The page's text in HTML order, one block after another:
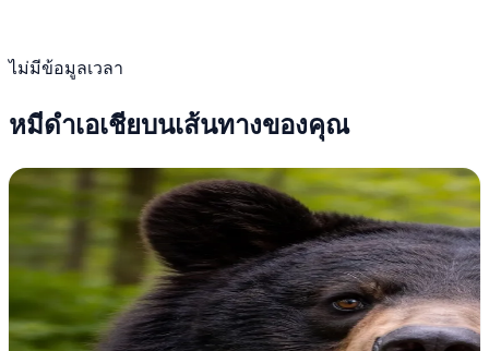
ไม่มีข้อมูลเวลา
หมีดำเอเชียบนเส้นทางของคุณ